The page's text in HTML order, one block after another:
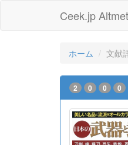
Ceek.jp
ホーム 文献
2 0 0 0